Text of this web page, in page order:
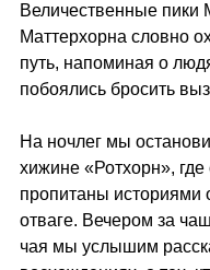
Величественные пики
Маттерхорна словно
путь, напоминая о
побоялись бросить
На ночлег мы
хижине «Ротхорн», где
пропитаны историями
отваге. Вечером за
чая мы услышим